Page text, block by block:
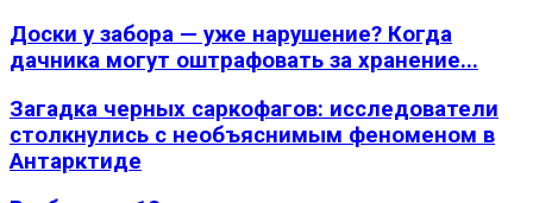
Доски у забора — уже нарушение? Когда
дачника могут оштрафовать за хранение...
Загадка черных саркофагов: исследователи
столкнулись с необъяснимым феноменом в
Антарктиде